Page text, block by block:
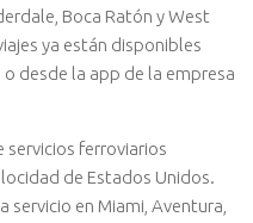
Boca Ratón y West
ya están disponibles
o desde la app de la empresa
servicios ferroviarios
de Estados Unidos.
servicio en Miami, Aventura,